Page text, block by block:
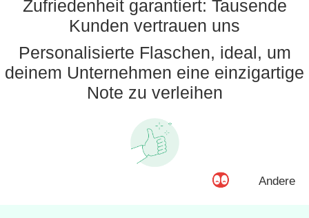
Zufriedenheit garantiert: Tausende
Kunden vertrauen uns
Personalisierte Flaschen, ideal, um
deinem Unternehmen eine einzigartige
Note zu verleihen
Andere